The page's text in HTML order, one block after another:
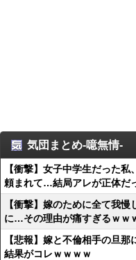
気団まとめ-噫無情-
【衝撃】女子中学生だった
頼まれて…結局アレが正体だ
【衝撃】嫁のために全て我
に…その理由が痛すぎるｗｗ
【悲報】嫁と不倫相手の旦
結果がコレｗｗｗｗ